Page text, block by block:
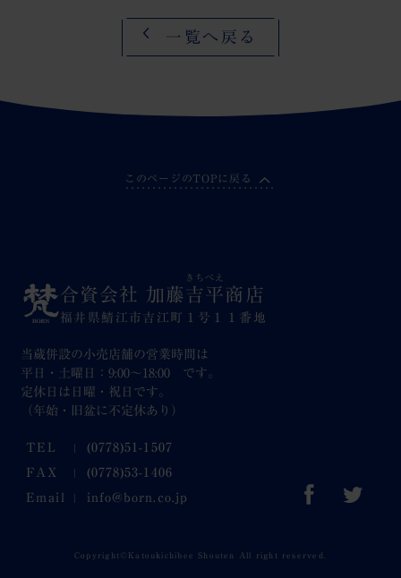
一覧へ戻る
このページのTOPに戻る
合資会社 加藤 吉平
きちべえ
商店
福井県鯖江市吉江町１号１１番地
当蔵併設の小売店舗の営業時間は
平日・土曜日：9:00～18:00 です。
定休日は日曜・祝日です。
（年始・旧盆に不定休あり）
TEL
(0778)51-1507
FAX
(0778)53-1406
Email
info@born.co.jp
Copyright©Katoukichibee Shouten All right reserved.